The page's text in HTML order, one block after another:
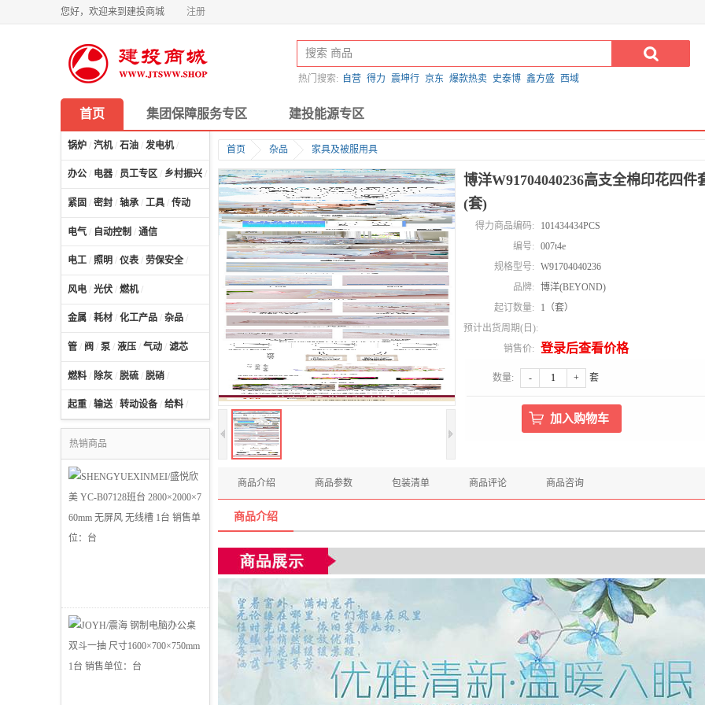
您好，欢迎来到建投商城 注册
热门搜索: 自营 得力 震坤行 京东 爆款热卖 史泰博 鑫方盛 西域
首页 集团保障服务专区 建投能源专区
锅炉 / 汽机/ 石油 / 发电机/
办公 / 电器 / 员工专区 / 乡村振兴 / 计算机及配件/
紧固 / 密封 / 轴承 / 工具 / 传动
电气 / 自动控制 / 通信
电工 / 照明 / 仪表 / 劳保安全 /
风电 / 光伏 / 燃机/
金属 / 耗材 / 化工产品 / 杂品 /
管 / 阀 / 泵 / 液压 / 气动 / 滤芯
燃料 / 除灰 / 脱硫 / 脱硝 /
起重 / 输送/ 转动设备 / 给料 /
热销商品
首页 杂品 家具及被服用具
博洋W91704040236高支全棉印花四件
(套)
得力商品编码:
101434434PCS
编号:
007t4e
规格型号:
W91704040236
品牌:
博洋(BEYOND)
起订数量:
1（套）
预计出货周期(日):
销售价:
登录后查看价格
数量: - + 套
商品介绍 商品参数 包装清单 商品评论 商品咨询
商品介绍